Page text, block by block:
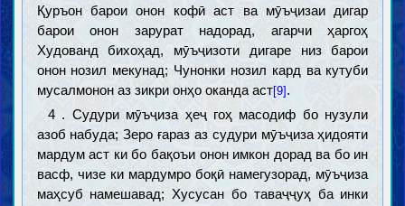
Қуръон барои онон кофӣ аст ва мӯъҷизаи дигар
барои онон зарурат надорад, агарчи ҳаргоҳ
Худованд бихоҳад, мӯъҷизоти дигаре низ барои
онон нозил мекунад; Чунонки нозил кард ва кутуби
мусалмонон аз зикри онҳо оканда аст[9] .
4 . Судури мӯъҷиза ҳеҷ гоҳ масодиф бо нузули
азоб набуда; Зеро ғараз аз судури мӯъҷиза ҳидояти
мардум аст ки бо бақоъи онон имкон дорад ва бо ин
васф, чизе ки мардумро боқӣ намегузорад, мӯъҷиза
маҳсуб намешавад; Хусусан бо таваҷҷуҳ ба инки